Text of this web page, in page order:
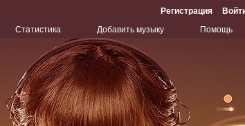
Регистрация
Статистика Добавить музыку Помощь